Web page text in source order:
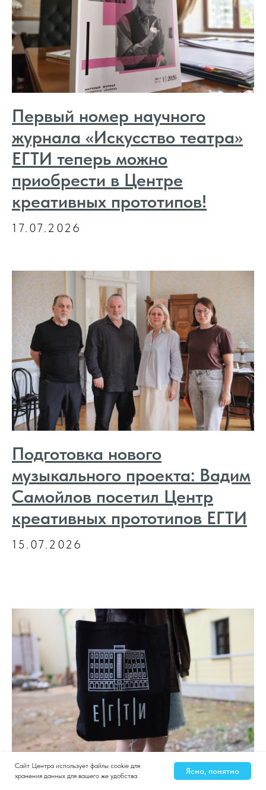
Сайт Центра использует файлы cookie для
хранения данных для вашего же удобства
Ясно, понятно
Первый номер научного
журнала «Искусство театра»
ЕГТИ теперь можно
приобрести в Центре
креативных прототипов!
17.07.2026
Подготовка нового
музыкального проекта: Вадим
Самойлов посетил Центр
креативных прототипов ЕГТИ
15.07.2026